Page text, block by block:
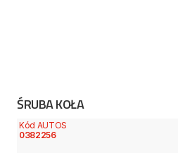
ŚRUBA KOŁA
Kód AUTOS
0382256